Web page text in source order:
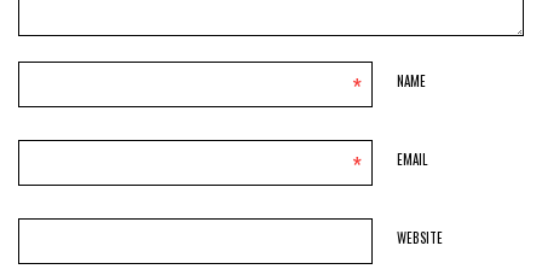
NAME
*
EMAIL
*
WEBSITE